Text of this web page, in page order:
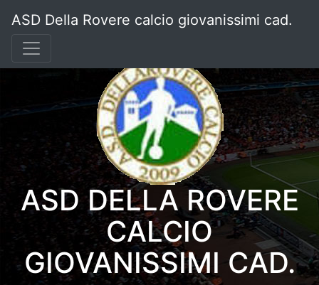
ASD Della Rovere calcio giovanissimi cad.
ASD DELLA ROVERE
CALCIO
GIOVANISSIMI CAD.